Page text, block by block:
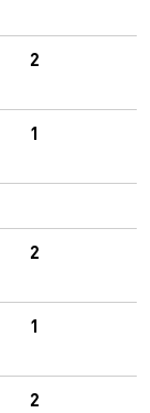
2
1
2
1
2